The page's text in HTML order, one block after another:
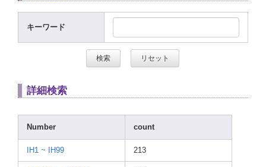
キーワード
詳細検索
Number count
IH1 ~ IH99 213